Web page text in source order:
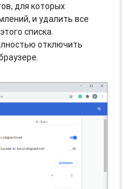
для которых
и удалить все
списка.
отключить